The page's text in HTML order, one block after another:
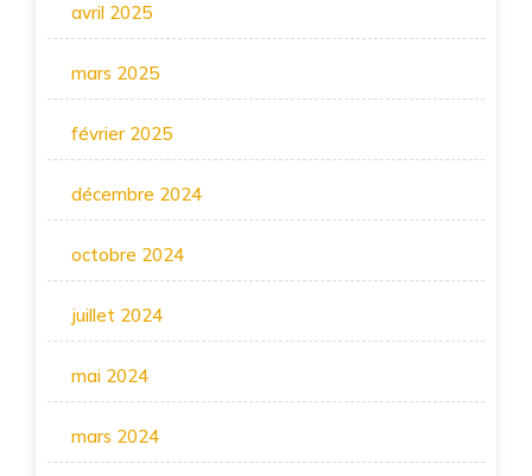
avril 2025
mars 2025
février 2025
décembre 2024
octobre 2024
juillet 2024
mai 2024
mars 2024